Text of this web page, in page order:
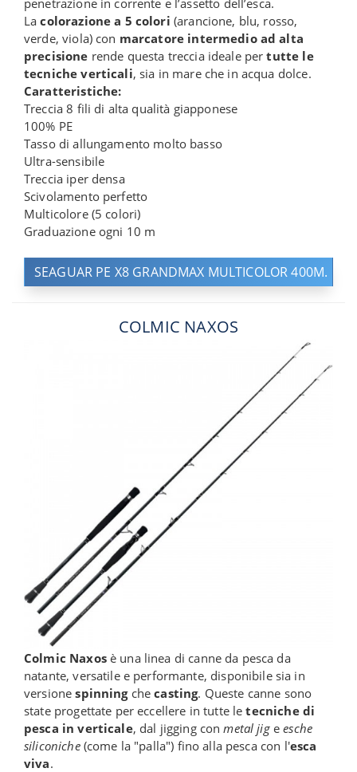
penetrazione in corrente e l’assetto dell’esca.
Lacolorazione a 5 colori (arancione, blu, rosso,
verde, viola) con marcatore intermedio ad alta
precisione rende questa treccia ideale pertutte le
tecniche verticali, sia in mare che in acqua dolce.
Caratteristiche:
Treccia 8 fili di alta qualità giapponese
100% PE
Tasso di allungamento molto basso
Ultra-sensibile
Treccia iper densa
Scivolamento perfetto
Multicolore (5 colori)
Graduazione ogni 10 m
SEAGUAR PE X8 GRANDMAX MULTICOLOR 400M.
COLMIC NAXOS
Colmic Naxosè una linea di canne da pesca da
natante, versatile e performante, disponibile sia in
versionespinningchecasting. Queste canne sono
state progettate per eccellere in tutte letecniche di
pesca in verticale, dal jigging conmetal jigeesche
siliconiche(come la "palla") fino alla pesca con l'esca
viva.